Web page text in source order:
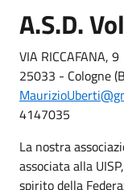
A.S.D.
VIA RICCAFANA, 9
25033 - Cologne
4147035
La nostra
associata alla
spirito della